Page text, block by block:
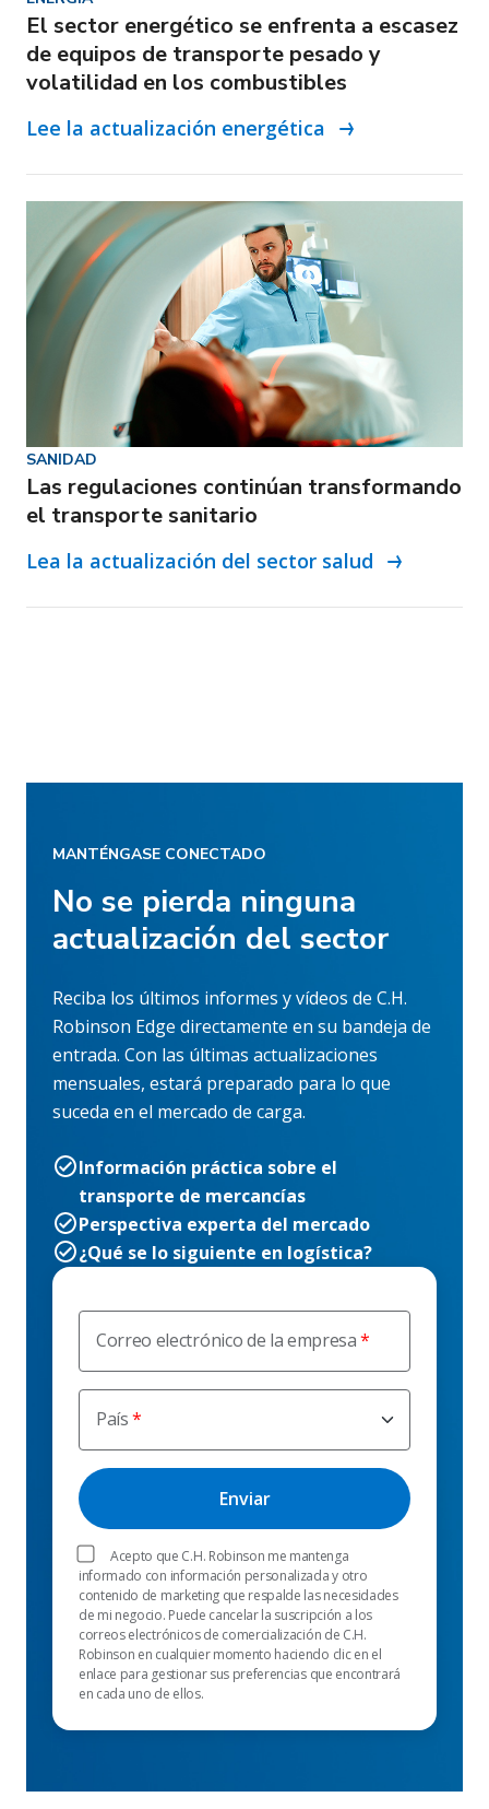
El sector energético se enfrenta a escasez
de equipos de transporte pesado y
volatilidad en los combustibles
Lee la actualización energética
SANIDAD
Las regulaciones continúan transformando
el transporte sanitario
Lea la actualización del sector salud
Correo electrónico de la empresa
País
Acepto que C.H. Robinson me mantenga
informado con información personalizada y otro
contenido de marketing que respalde las necesidades
de mi negocio. Puede cancelar la suscripción a los
correos electrónicos de comercialización de C.H.
Robinson en cualquier momento haciendo clic en el
enlace para gestionar sus preferencias que encontrará
en cada uno de ellos.
MANTÉNGASE CONECTADO
No se pierda ninguna
actualización del sector
Reciba los últimos informes y vídeos de C.H.
Robinson Edge directamente en su bandeja de
entrada. Con las últimas actualizaciones
mensuales, estará preparado para lo que
suceda en el mercado de carga.
Información práctica sobre el
transporte de mercancías
Perspectiva experta del mercado
¿Qué se lo siguiente en logística?